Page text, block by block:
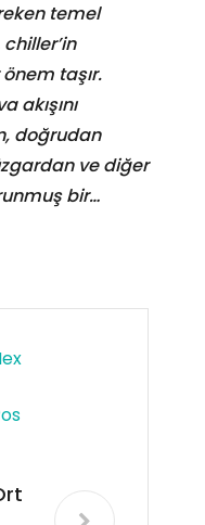
temel
taşır.
akışını
doğrudan
ve diğer
bir…